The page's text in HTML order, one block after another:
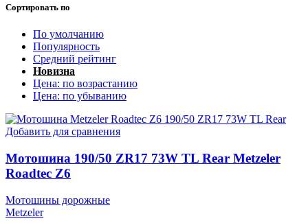
Сортировать по
По умолчанию
Популярность
Средний рейтинг
Новизна
Цена: по возрастанию
Цена: по убыванию
Добавить для сравнения
Мотошина 190/50 ZR17 73W TL Rear Metzeler
Roadtec Z6
Мотошины дорожные
Metzeler